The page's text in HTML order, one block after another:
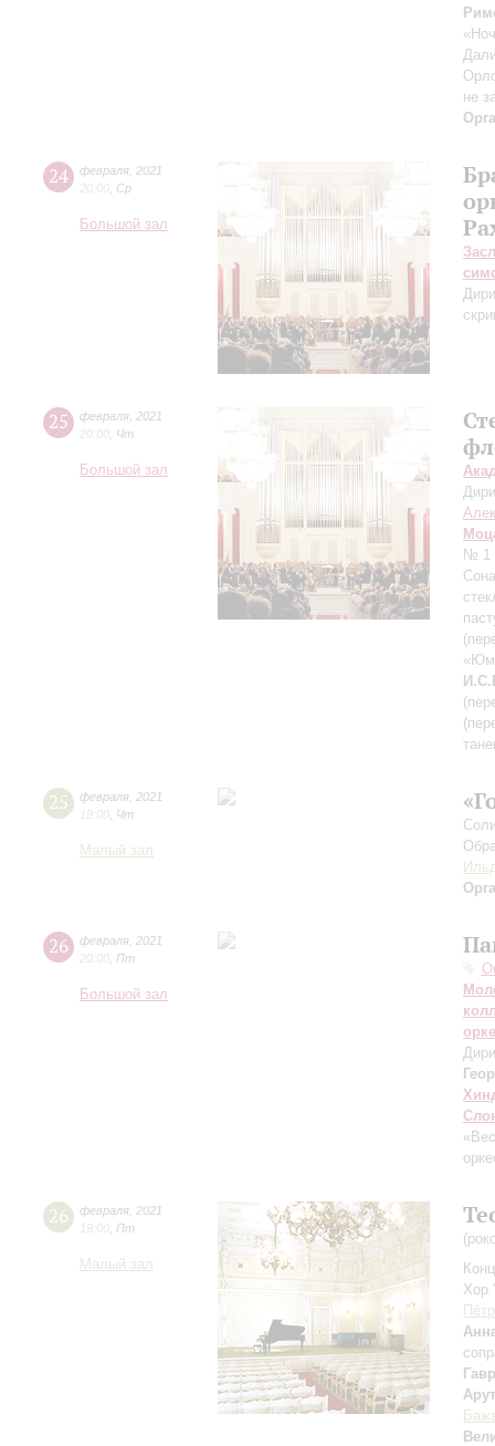
не
24 февраля 2021
20:00 Ср
Большой зал
25 февраля 2021
20:00 Чт
Большой зал
№ 1
25 февраля 2021
19:00 Чт
Малый зал
26 февраля 2021
20:00 Пт
Большой зал
26 февраля 2021
19:00 Пт
Малый зал
Хор